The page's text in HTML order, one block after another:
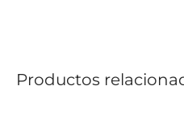
Productos